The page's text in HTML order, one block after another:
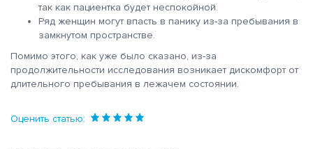
так как пациентка будет неспокойной.
Ряд женщин могут впасть в панику из-за пребывания в
замкнутом пространстве.
Помимо этого, как уже было сказано, из-за
продолжительности исследования возникает дискомфорт от
длительного пребывания в лежачем состоянии.
Оценить статью: